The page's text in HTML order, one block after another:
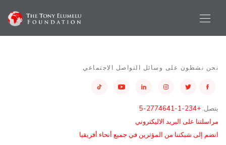
نحن نشطون على وسائل التواصل الاجتماعي
يتصل: +234-1-2774641-5
مراسلتنا على البريد الاليكتروني
انضم إلى شبكتنا من المؤثرين في جميع أنحاء أفريقيا